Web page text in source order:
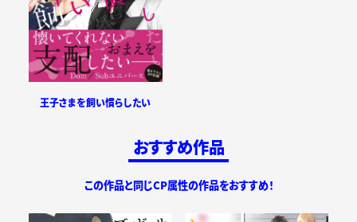
王子さまを飼い慣らしたい
おすすめ作品
この作品と同じCP属性の作品をおすすめ！